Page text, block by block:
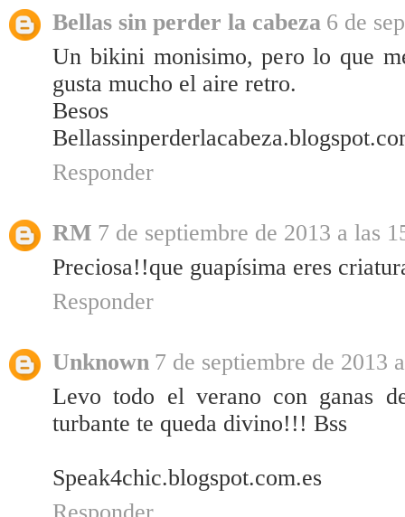
Bellas sin perder la cabeza 6 de
Un bikini monisimo, pero lo que
gusta mucho el aire retro.
Besos
Responder
RM 7 de septiembre de 2013 a las
Preciosa!!que guapísima eres
Responder
Unknown 7 de septiembre de 2013
Levo todo el verano con ganas
turbante te queda divino!!! Bss
Speak4chic.blogspot.com.es